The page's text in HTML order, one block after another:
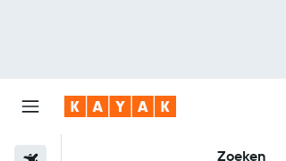
Zoeken